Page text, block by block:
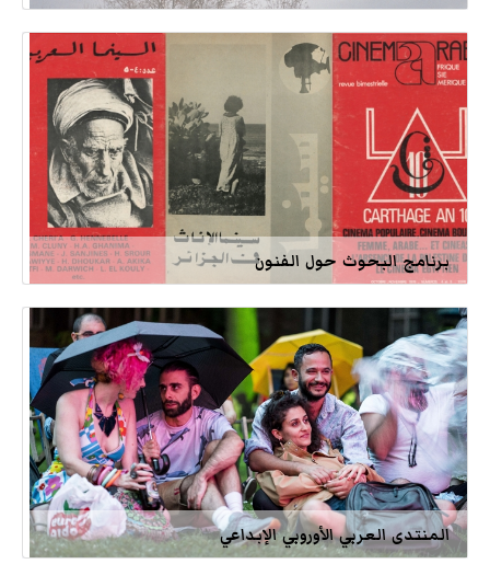
برنامج البحوث حول الفنون
المنتدى العربي الأوروبي الإبداعي